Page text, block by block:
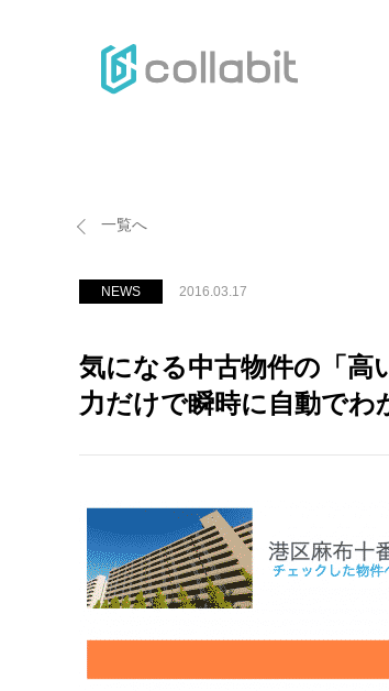
一覧へ
NEWS 2016.03.17
気になる中古物件の「高
力だけで瞬時に自動で